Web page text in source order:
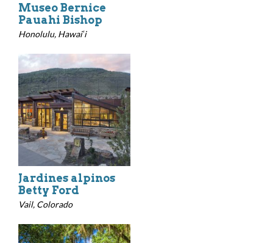
Museo Bernice
Pauahi Bishop
Honolulu, Hawaiʻi
Jardines alpinos
Betty Ford
Vail, Colorado